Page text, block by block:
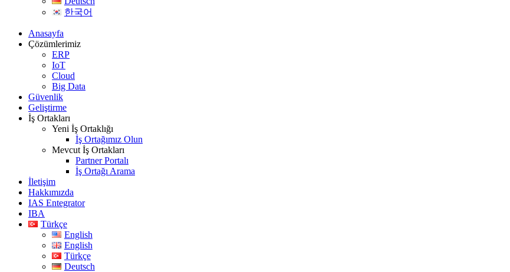
한국어
Anasayfa
Çözümlerimiz
ERP
IoT
Cloud
Big Data
Güvenlik
Geliştirme
İş Ortakları
Yeni İş Ortaklığı
İş Ortağımız Olun
Mevcut İş Ortakları
Partner Portalı
İş Ortağı Arama
İletişim
Hakkımızda
IAS Entegrator
IBA
Türkçe
English
English
Türkçe
Deutsch